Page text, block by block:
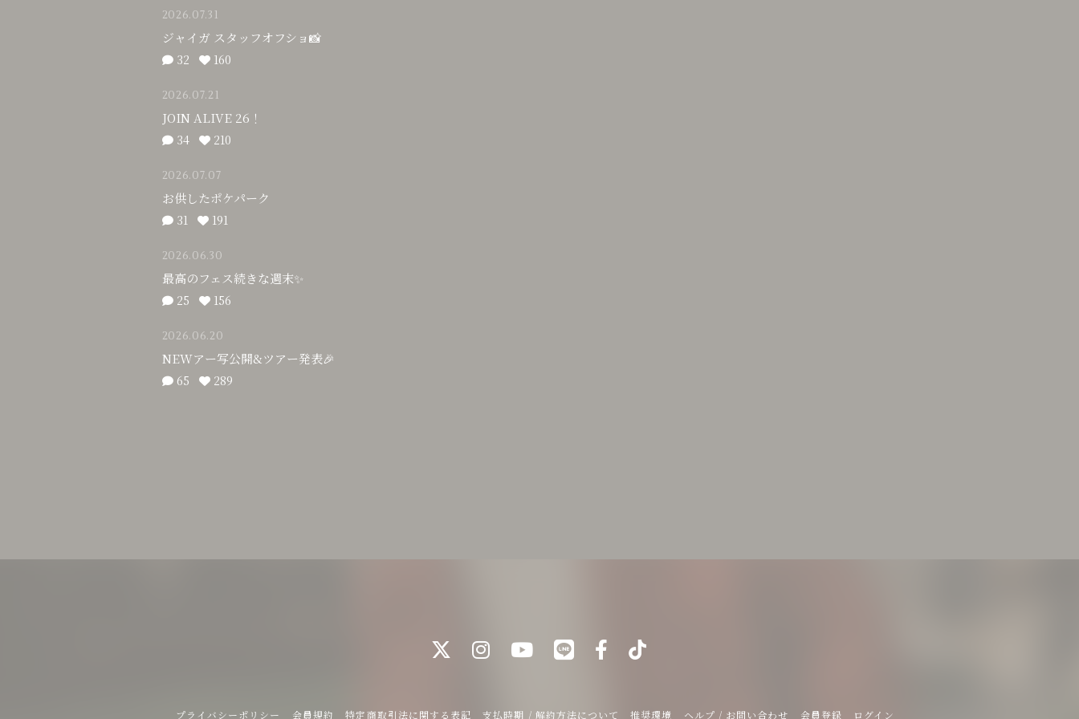
2026.07.31
ジャイガ スタッフオフショ📸
32 160
2026.07.21
JOIN ALIVE 26！
34 210
2026.07.07
お供したポケパーク
31 191
2026.06.30
最高のフェス続きな週末✨
25 156
2026.06.20
NEWアー写公開&ツアー発表🎉
65 289
プライバシーポリシー 会員規約 特定商取引法に関する表記 支払時期 / 解約方法について 推奨環境 ヘルプ / お問い合わせ 会員登録 ログイン